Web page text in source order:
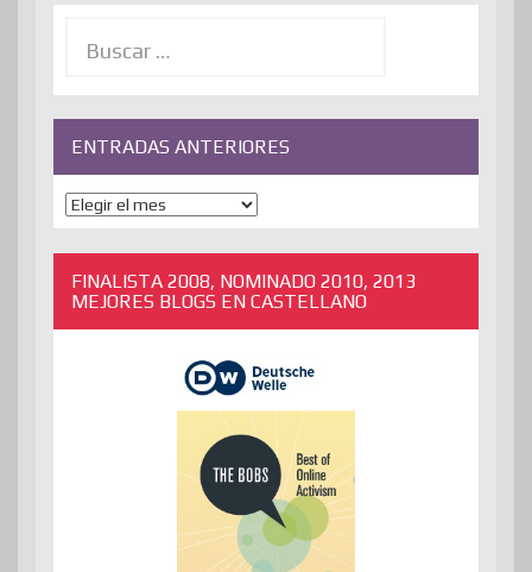
ENTRADAS ANTERIORES
ENTRADAS
ANTERIORES
FINALISTA 2008, NOMINADO 2010, 2013
MEJORES BLOGS EN CASTELLANO